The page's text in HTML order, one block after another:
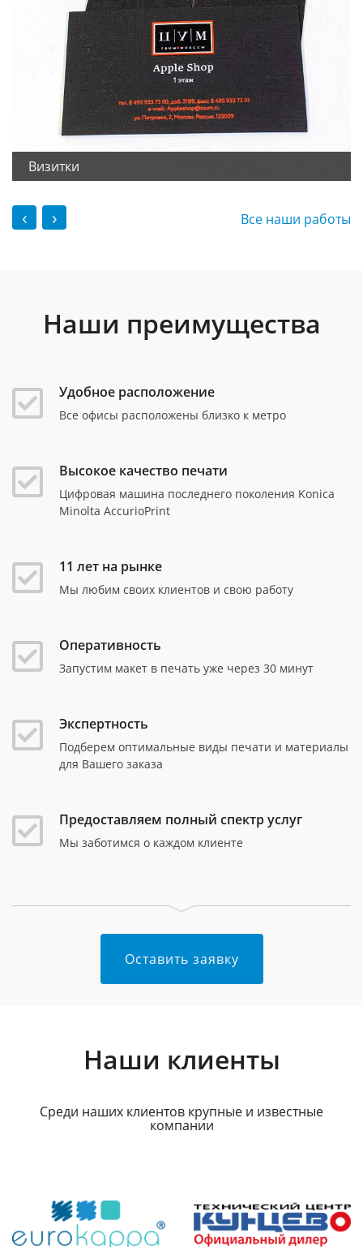
Визитки
‹ › Все наши работы
Наши преимущества
Удобное расположение
Все офисы расположены близко к метро
Высокое качество печати
Цифровая машина последнего поколения Konica
Minolta AccurioPrint
11 лет на рынке
Мы любим своих клиентов и свою работу
Оперативность
Запустим макет в печать уже через 30 минут
Экспертность
Подберем оптимальные виды печати и материалы
для Вашего заказа
Предоставляем полный спектр услуг
Мы заботимся о каждом клиенте
Оставить заявку
Наши клиенты
Среди наших клиентов крупные и известные
компании